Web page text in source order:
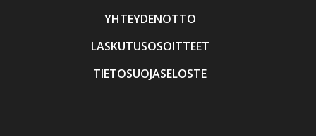
YHTEYDENOTTO
LASKUTUSOSOITTEET
TIETOSUOJASELOSTE